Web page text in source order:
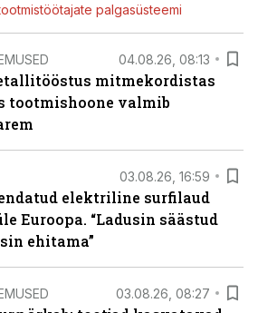
palgasüsteemi
04.08.26, 08:13
mitmekordistas
tootmishoone valmib
03.08.26, 16:59
elektriline surfilaud
Euroopa. “Ladusin säästud
ehitama”
03.08.26, 08:27